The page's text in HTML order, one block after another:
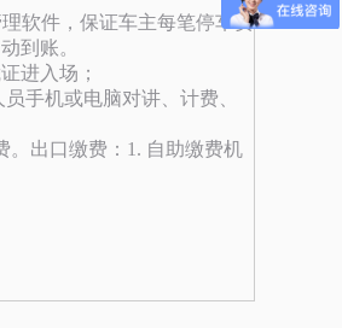
软件，保证车主每笔停车费
到账。
进入场；
手机或电脑对讲、计费、
。出口缴费：1. 自助缴费机